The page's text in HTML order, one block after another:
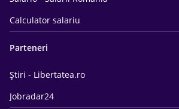
Calculator salariu
Parteneri
Știri - Libertatea.ro
Jobradar24